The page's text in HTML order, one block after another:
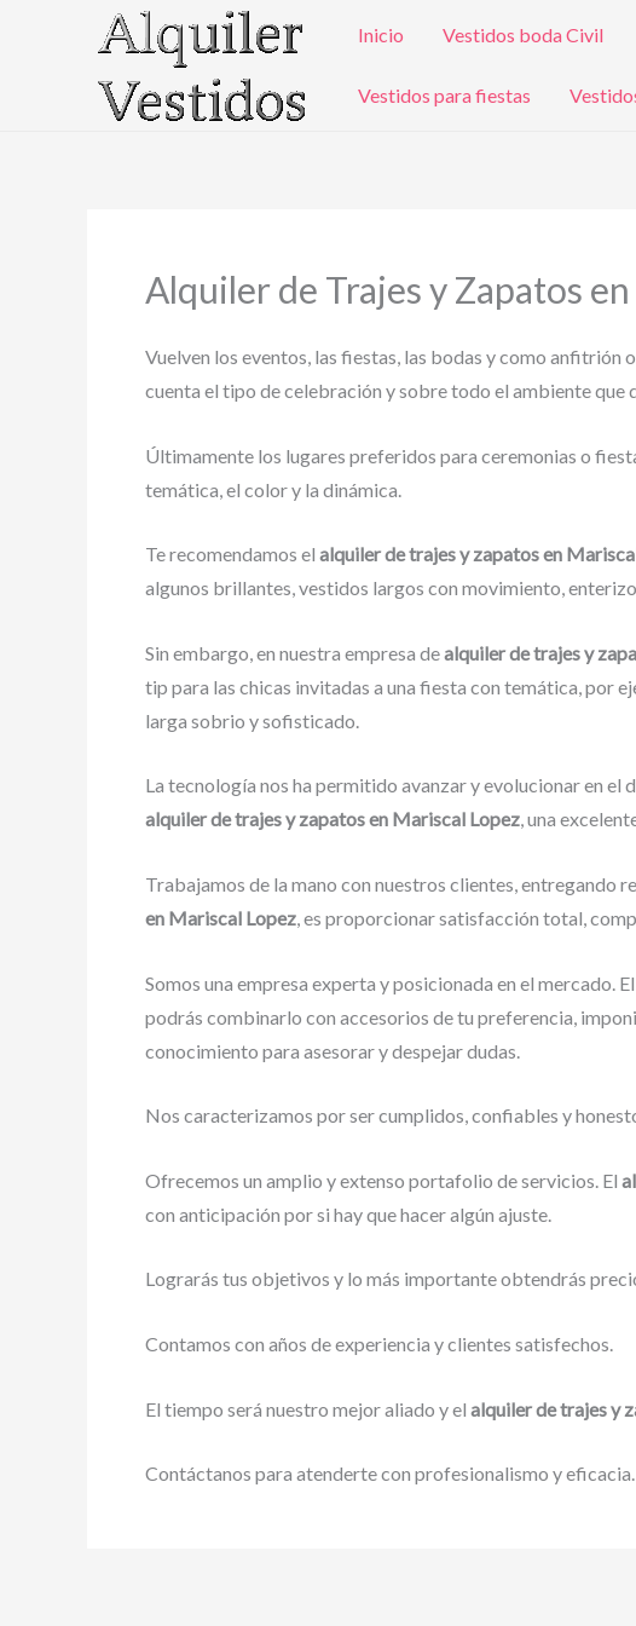
Inicio Vestidos boda Civil
Vestidos para fiestas
Alquiler de Trajes y Zapatos
Vuelven los eventos, las fiestas, las bodas y como
cuenta el tipo de celebración y sobre todo el ambiente
Últimamente los lugares preferidos para ceremonias o
temática, el color y la dinámica.
Te recomendamos el alquiler de trajes y zapatos en
algunos brillantes, vestidos largos con movimiento,
Sin embargo, en nuestra empresa dealquiler de trajes y
tip para las chicas invitadas a una fiesta con temática, por
larga sobrio y sofisticado.
La tecnología nos ha permitido avanzar y evolucionar en
alquiler de trajes y zapatos en Mariscal Lopez, una
Trabajamos de la mano con nuestros clientes, entregando
en Mariscal Lopez, es proporcionar satisfacción total,
Somos una empresa experta y posicionada en el mercado. El
podrás combinarlo con accesorios de tu preferencia,
conocimiento para asesorar y despejar dudas.
Nos caracterizamos por ser cumplidos, confiables y
Ofrecemos un amplio y extenso portafolio de servicios. El
con anticipación por si hay que hacer algún ajuste.
Lograrás tus objetivos y lo más importante obtendrás
Contamos con años de experiencia y clientes satisfechos.
El tiempo será nuestro mejor aliado y el alquiler de trajes y
Contáctanos para atenderte con profesionalismo y eficacia.